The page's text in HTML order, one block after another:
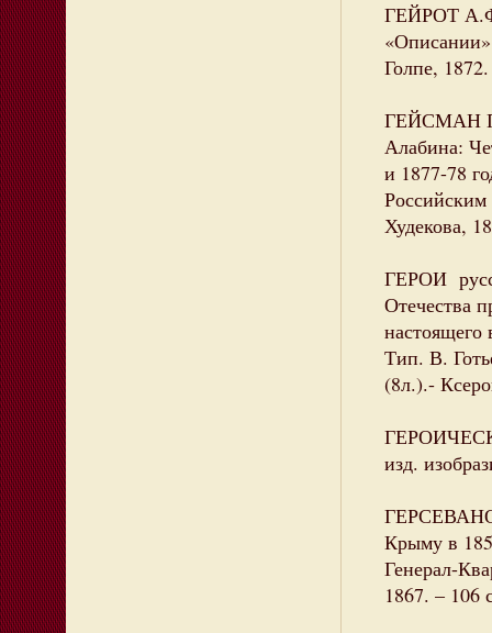
ГЕЙРОТ
Голпе,
ГЕЙСМАН
Алабина:
и 1877-78
Худекова,
ГЕРОИ
Отечества
Тип. В.
(8л.).-
изд.
Крыму в
Генерал-
1867. – 106